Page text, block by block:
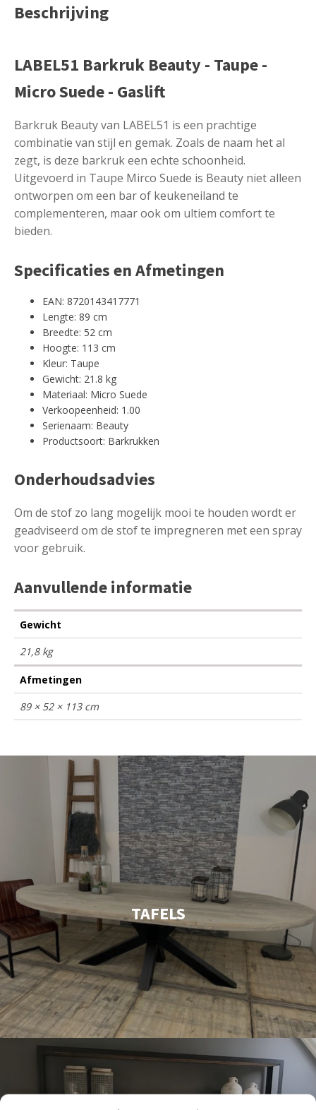
Beschrijving
LABEL51 Barkruk Beauty - Taupe -
Micro Suede - Gaslift
Barkruk Beauty van LABEL51 is een prachtige
combinatie van stijl en gemak. Zoals de naam het al
zegt, is deze barkruk een echte schoonheid.
Uitgevoerd in Taupe Mirco Suede is Beauty niet alleen
ontworpen om een bar of keukeneiland te
complementeren, maar ook om ultiem comfort te
bieden.
Specificaties en Afmetingen
EAN: 8720143417771
Lengte: 89 cm
Breedte: 52 cm
Hoogte: 113 cm
Kleur: Taupe
Gewicht: 21.8 kg
Materiaal: Micro Suede
Verkoopeenheid: 1.00
Serienaam: Beauty
Productsoort: Barkrukken
Onderhoudsadvies
Om de stof zo lang mogelijk mooi te houden wordt er
geadviseerd om de stof te impregneren met een spray
voor gebruik.
Aanvullende informatie
Gewicht
21,8 kg
Afmetingen
89 × 52 × 113 cm
TAFELS